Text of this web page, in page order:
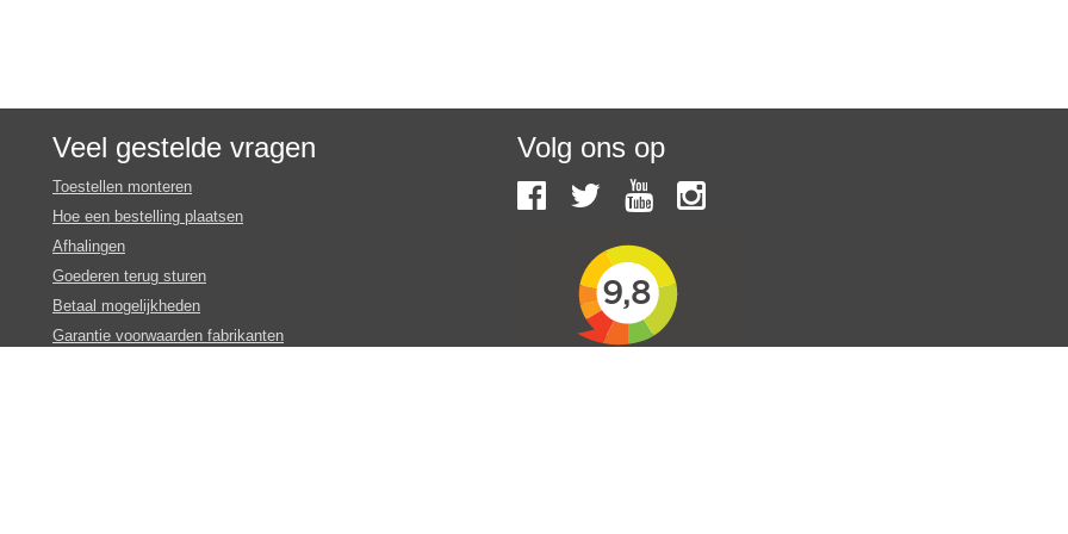
Veel gestelde vragen
Toestellen monteren
Hoe een bestelling plaatsen
Afhalingen
Goederen terug sturen
Betaal mogelijkheden
Garantie voorwaarden fabrikanten
Volg ons op